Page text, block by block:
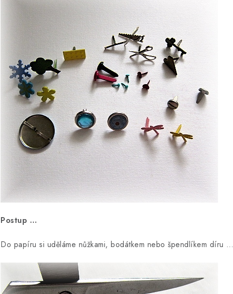
Postup …
Do papíru si uděláme nůžkami, bodátkem nebo špendlíkem díru …